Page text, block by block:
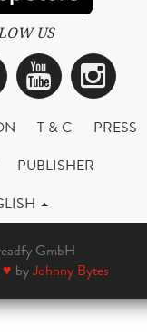
US
T & C
PRESS
PUBLISHER
GmbH
♥ byJohnny Bytes